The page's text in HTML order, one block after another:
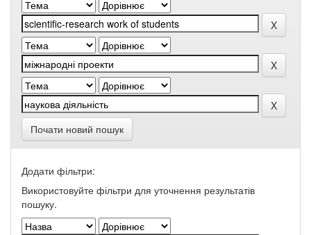
Почати новий пошук
Додати фільтри:
Використовуйте фільтри для уточнення результатів
пошуку.